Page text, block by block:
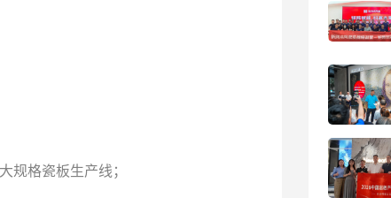
规格瓷板生产线；